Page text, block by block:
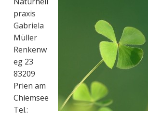
praxis
Gabriela
Müller
Renkenw
eg 23
83209
Prien am
Chiemsee
Tel.: